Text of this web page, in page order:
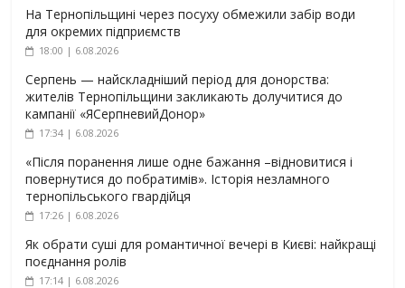
На Тернопільщині через посуху обмежили забір води
для окремих підприємств
18:00 | 6.08.2026
Серпень — найскладніший період для донорства:
жителів Тернопільщини закликають долучитися до
кампанії «ЯСерпневийДонор»
17:34 | 6.08.2026
«Після поранення лише одне бажання –відновитися і
повернутися до побратимів». Історія незламного
тернопільського гвардійця
17:26 | 6.08.2026
Як обрати суші для романтичної вечері в Києві: найкращі
поєднання ролів
17:14 | 6.08.2026